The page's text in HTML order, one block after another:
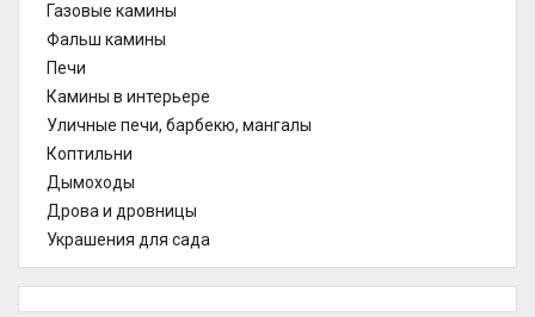
Газовые камины
Фальш камины
Печи
Камины в интерьере
Уличные печи, барбекю, мангалы
Коптильни
Дымоходы
Дрова и дровницы
Украшения для сада